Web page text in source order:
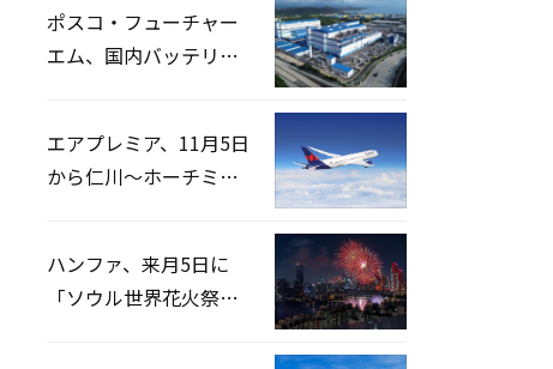
ポスコ・フューチャー
エム、国内バッテリー
エアプレミア、11月5日
から仁川〜ホーチミン
ハンファ、来月5日に
「ソウル世界花火祭り